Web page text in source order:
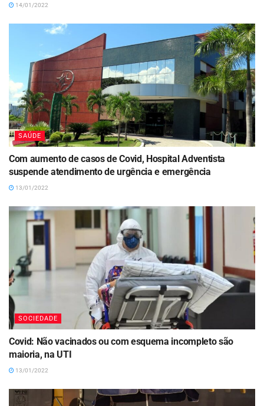
14/01/2022
SAÚDE
Com aumento de casos de Covid, Hospital Adventista
suspende atendimento de urgência e emergência
13/01/2022
SOCIEDADE
Covid: Não vacinados ou com esquema incompleto são
maioria, na UTI
13/01/2022